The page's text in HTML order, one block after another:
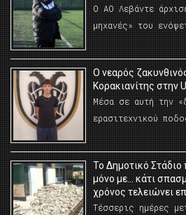
Ο ΑΟ Λεβάντε
μηχανές» του
O νεαρός
Κορακιανίτης στην
Μέσα σε αυτή την
ερασιτεχνικού
Το Δημοτικό Στάδιο
μόνο με… κάτι
χρόνος τελειώνει
Τέσσερις ημέρες